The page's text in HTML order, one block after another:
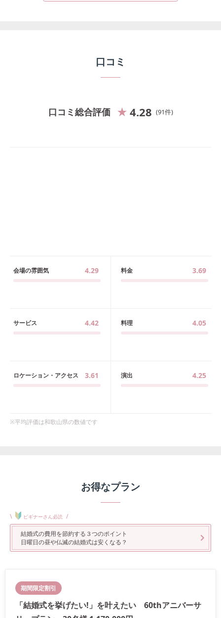
口コミ
口コミ総合評価 4.28 91件
会場の雰囲気 4.29 料金 3.69
サービス 4.42 料理 4.05
ロケーション・アクセス 3.61 演出 4.25
※平均評価は和歌山県の数値です
お得なプラン
\ ビギナーさん必読 /
結婚式の費用を節約する３つのポイント
日曜日の昼や仏滅の結婚式は安くなる？
期間限定割引
「結婚式を挙げたい!」を叶えたい 60thアニバーサ